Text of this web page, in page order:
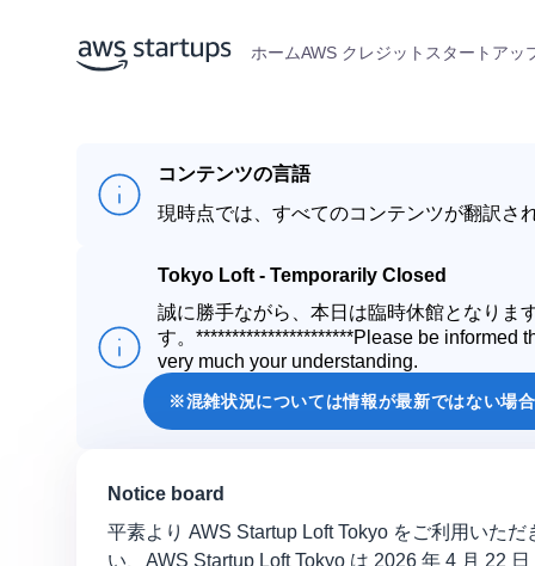
ホームAWS クレジット スタートアッ
コンテンツの言語
現時点では、すべてのコンテンツが翻訳さ
Tokyo Loft - Temporarily Closed
誠に勝手ながら、本日は臨時休館となりま
す。 **********************Please be informed
very much your understanding.
※混雑状況については情報が最新ではな
Notice board
平素より AWS Startup Loft Tokyo をご利用いた
い、AWS Startup Loft Tokyo は 2026 年 4 月 22